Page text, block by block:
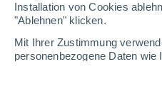
Installation von Cookies
"Ablehnen" klicken.
Mit Ihrer Zustimmung
personenbezogene Daten
eines berechtigten
Freiburg im